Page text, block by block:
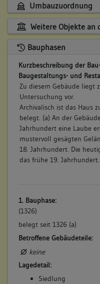
Umbauzuordnung
Weitere Objekte an
Bauphasen
Kurzbeschreibung der
Baugestaltungs- und
Zu diesem Gebäude liegt
Untersuchung vor.
Archivalisch ist das Haus
belegt. (a) An der
Jahrhundert eine Laube
mustervoll gesägten
18. Jahrhundert. Die
das frühe 19. Jahrhundert.
1. Bauphase:
(1326)
belegt seit 1326 (a)
Betroffene Gebäudeteile:
keine
Lagedetail:
Siedlung